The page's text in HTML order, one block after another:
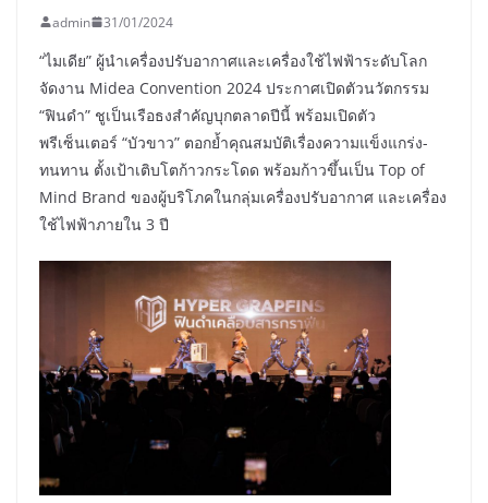
admin 31/01/2024
“ไมเดีย” ผู้นำเครื่องปรับอากาศและเครื่องใช้ไฟฟ้าระดับโลก
จัดงาน Midea Convention 2024 ประกาศเปิดตัวนวัตกรรม
“ฟินดำ” ชูเป็นเรือธงสำคัญบุกตลาดปีนี้ พร้อมเปิดตัว
พรีเซ็นเตอร์ “บัวขาว” ตอกย้ำคุณสมบัติเรื่องความแข็งแกร่ง-
ทนทาน ตั้งเป้าเติบโตก้าวกระโดด พร้อมก้าวขึ้นเป็น Top of
Mind Brand ของผู้บริโภคในกลุ่มเครื่องปรับอากาศ และเครื่อง
ใช้ไฟฟ้าภายใน 3 ปี